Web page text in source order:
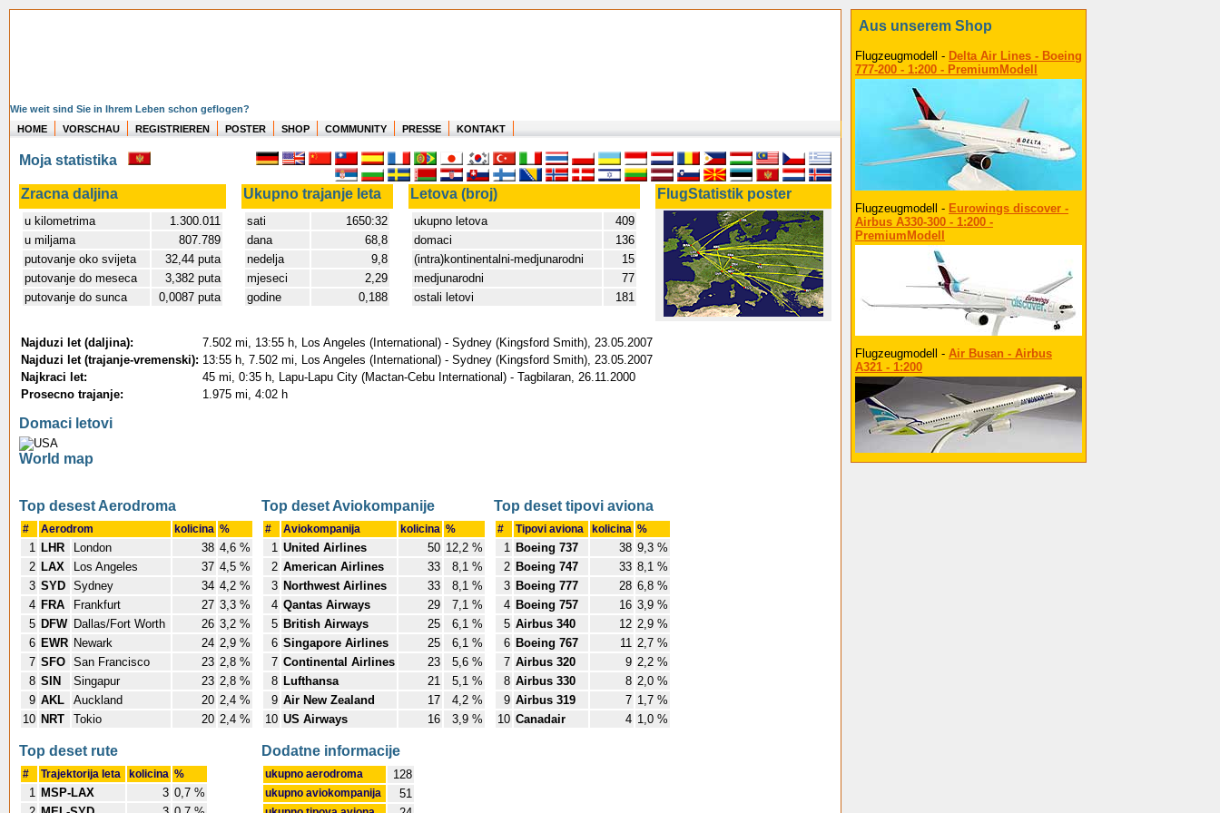
Wie weit sind Sie in Ihrem Leben schon geflogen?
HOME
VORSCHAU REGISTRIEREN POSTER SHOP COMMUNITY PRESSE KONTAKT
Moja statistika
Zracna daljina Ukupno trajanje leta Letova (broj) FlugStatistik poster
u kilometrima
1.300.011
u miljama
807.789
putovanje oko svijeta
32,44 puta
putovanje do meseca
3,382 puta
putovanje do sunca
0,0087 puta
sati
1650:32
dana
68,8
nedelja
9,8
mjeseci
2,29
godine
0,188
ukupno letova
409
domaci
136
(intra)kontinentalni-medjunarodni
15
medjunarodni
77
ostali letovi
181
Najduzi let (daljina):
7.502 mi, 13:55 h, Los Angeles (International) - Sydney (Kingsford Smith), 23.05.2007
Najduzi let (trajanje-vremenski): 13:55 h, 7.502 mi, Los Angeles (International) - Sydney (Kingsford Smith), 23.05.2007
Najkraci let:
45 mi, 0:35 h, Lapu-Lapu City (Mactan-Cebu International) - Tagbilaran, 26.11.2000
Prosecno trajanje:
1.975 mi, 4:02 h
Domaci letovi
World map
Top desest Aerodroma
# Aerodrom kolicina %
1 LHR London 38 4,6 %
2 LAX Los Angeles 37 4,5 %
3 SYD Sydney 34 4,2 %
4 FRA Frankfurt 27 3,3 %
5 DFW Dallas/Fort Worth 26 3,2 %
6 EWR Newark 24 2,9 %
7 SFO San Francisco 23 2,8 %
8 SIN Singapur 23 2,8 %
9 AKL Auckland 20 2,4 %
10 NRT Tokio 20 2,4 %
Top deset Aviokompanije
# Aviokompanija kolicina %
1 United Airlines 50 12,2 %
2 American Airlines 33
8,1 %
3 Northwest Airlines 33
8,1 %
4 Qantas Airways 29
7,1 %
5 British Airways 25
6,1 %
6 Singapore Airlines 25
6,1 %
7 Continental Airlines 23
5,6 %
8 Lufthansa 21
5,1 %
9 Air New Zealand 17
4,2 %
10 US Airways 16 3,9 %
Top deset tipovi aviona
# Tipovi aviona kolicina %
1 Boeing 737 38 9,3 %
2 Boeing 747 33 8,1 %
3 Boeing 777 28 6,8 %
4 Boeing 757 16 3,9 %
5 Airbus 340 12 2,9 %
6 Boeing 767 11 2,7 %
7 Airbus 320 9 2,2 %
8 Airbus 330 8 2,0 %
9 Airbus 319 7 1,7 %
10 Canadair 4 1,0 %
Top deset rute
# Trajektorija leta kolicina %
1 MSP-LAX 3 0,7 %
Dodatne informacije
ukupno aerodroma 128
ukupno aviokompanija 51
Aus unserem Shop
Flugzeugmodell - Delta Air Lines - Boeing
777-200 - 1:200 - PremiumModell
Flugzeugmodell - Eurowings discover -
Airbus A330-300 - 1:200 -
PremiumModell
Flugzeugmodell - Air Busan - Airbus
A321 - 1:200